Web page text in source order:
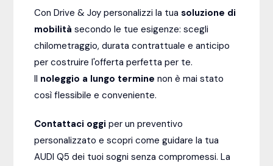
Con Drive & Joy personalizzi la tuasoluzione di
mobilità secondo le tue esigenze: scegli
chilometraggio, durata contrattuale e anticipo
per costruire l'offerta perfetta per te.
Il noleggio a lungo termine non è mai stato
così flessibile e conveniente.
Contattaci oggi per un preventivo
personalizzato e scopri come guidare la tua
AUDI Q5 dei tuoi sogni senza compromessi. La